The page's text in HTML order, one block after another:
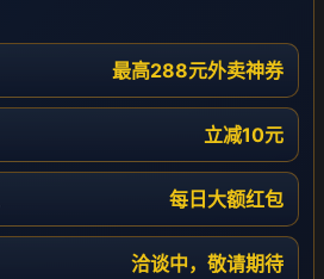
最高288元外卖神券
立减10元
每日大额红包
洽谈中，敬请期待